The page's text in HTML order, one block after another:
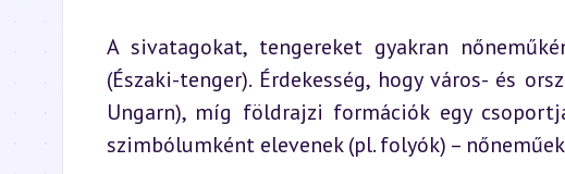
A sivatagokat, tengereket gyakran
(Északi-tenger). Érdekesség, hogy város- és
Ungarn), míg földrajzi formációk egy
szimbólumként elevenek (pl. folyók) –